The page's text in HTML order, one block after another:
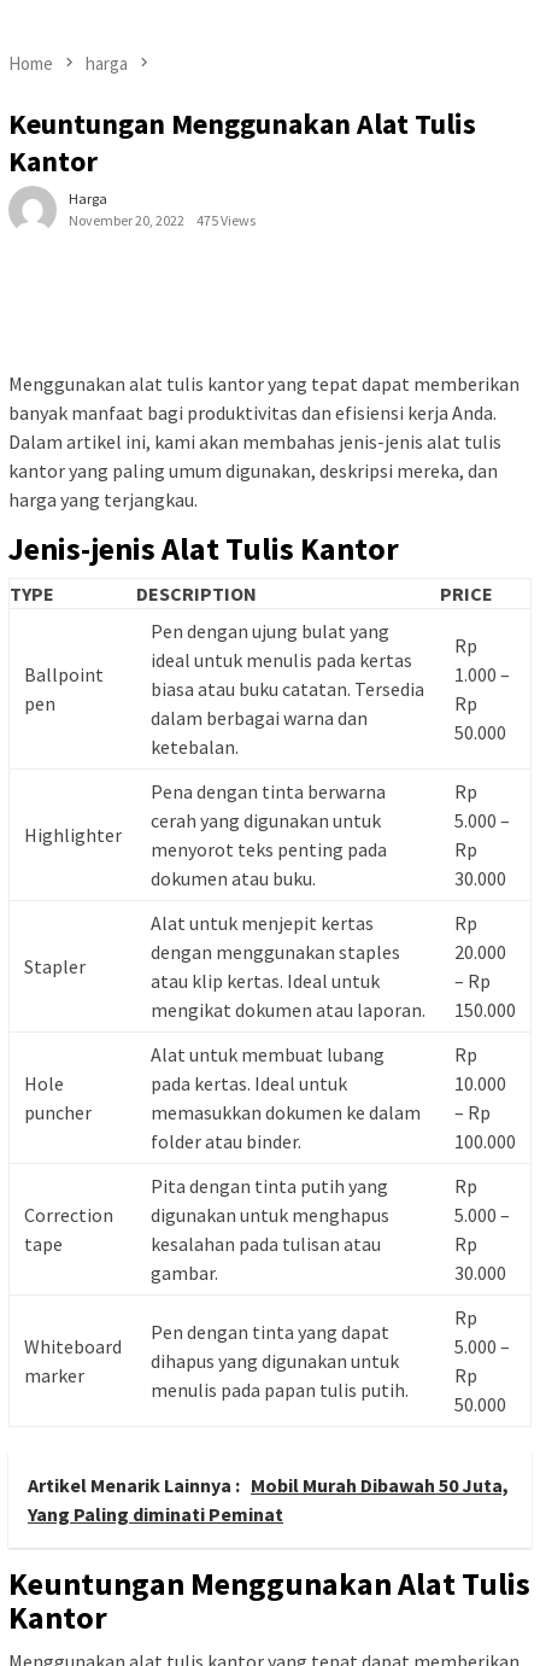
Home harga
Keuntungan Menggunakan Alat Tulis
Kantor
Harga
November 20, 2022
475 Views
Menggunakan alat tulis kantor yang tepat dapat memberikan
banyak manfaat bagi produktivitas dan efisiensi kerja Anda.
Dalam artikel ini, kami akan membahas jenis-jenis alat tulis
kantor yang paling umum digunakan, deskripsi mereka, dan
harga yang terjangkau.
Jenis-jenis Alat Tulis Kantor
TYPE DESCRIPTION PRICE
Ballpoint
pen
Pen dengan ujung bulat yang
ideal untuk menulis pada kertas
biasa atau buku catatan. Tersedia
dalam berbagai warna dan
ketebalan.
Rp
1.000 –
Rp
50.000
Highlighter
Pena dengan tinta berwarna
cerah yang digunakan untuk
menyorot teks penting pada
dokumen atau buku.
Rp
5.000 –
Rp
30.000
Stapler
Alat untuk menjepit kertas
dengan menggunakan staples
atau klip kertas. Ideal untuk
mengikat dokumen atau laporan.
Rp
20.000
– Rp
150.000
Hole
puncher
Alat untuk membuat lubang
pada kertas. Ideal untuk
memasukkan dokumen ke dalam
folder atau binder.
Rp
10.000
– Rp
100.000
Correction
tape
Pita dengan tinta putih yang
digunakan untuk menghapus
kesalahan pada tulisan atau
gambar.
Rp
5.000 –
Rp
30.000
Whiteboard
marker
Pen dengan tinta yang dapat
dihapus yang digunakan untuk
menulis pada papan tulis putih.
Rp
5.000 –
Rp
50.000
Artikel Menarik Lainnya : Mobil Murah Dibawah 50 Juta,
Yang Paling diminati Peminat
Keuntungan Menggunakan Alat Tulis
Kantor